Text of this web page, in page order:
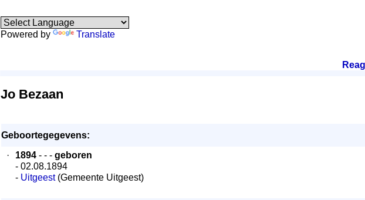
Powered by Translate
Jo Bezaan
Geboortegegevens:
·
1894 - - - geboren
- 02.08.1894
- Uitgeest(Gemeente Uitgeest)